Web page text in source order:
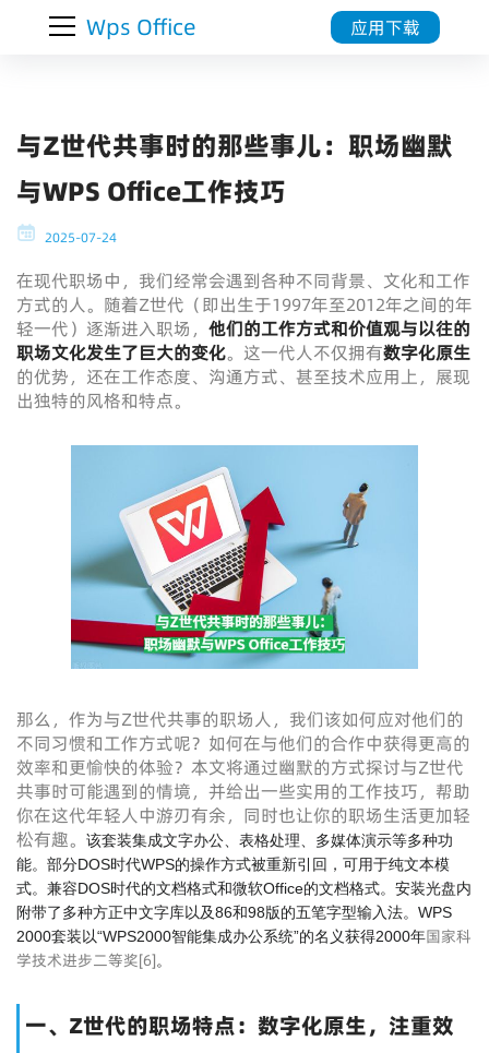
Wps Office 应用下载
与Z世代共事时的那些事儿：职场幽默
与WPS Office工作技巧
2025-07-24
在现代职场中，我们经常会遇到各种不同背景、文化和工作
方式的人。随着Z世代（即出生于1997年至2012年之间的年
轻一代）逐渐进入职场， 他们的工作方式和价值观与以往的
职场文化发生了巨大的变化。这一代人不仅拥有数字化原生
的优势，还在工作态度、沟通方式、甚至技术应用上，展现
出独特的风格和特点。
那么，作为与Z世代共事的职场人，我们该如何应对他们的
不同习惯和工作方式呢？如何在与他们的合作中获得更高的
效率和更愉快的体验？本文将通过幽默的方式探讨与Z世代
共事时可能遇到的情境，并给出一些实用的工作技巧，帮助
你在这代年轻人中游刃有余，同时也让你的职场生活更加轻
松有趣。
该套装集成文字办公、表格处理、多媒体演示等多种功
能。部分DOS时代WPS的操作方式被重新引回，可用于纯文本模
式。兼容DOS时代的文档格式和微软Office的文档格式。安装光盘内
附带了多种方正中文字库以及86和98版的五笔字型输入法。WPS
2000套装以“WPS2000智能集成办公系统”的名义获得2000年国家科
学技术进步二等奖[6]。
一、Z世代的职场特点：数字化原生，注重效